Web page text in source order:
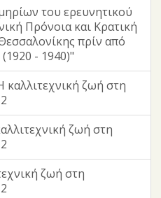
του ερευνητικού
Πρόνοια και Κρατική
πρίν από
- 1940)"
καλλιτεχνική ζωή στη
ζωή στη
ζωή στη